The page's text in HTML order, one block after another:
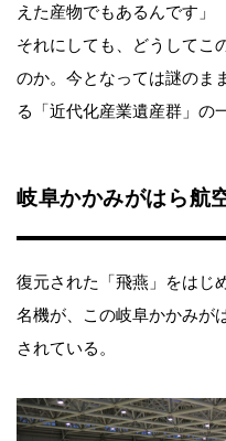
えた産物でもあるんです」
それにしても、どうしてこ
のか。今となっては謎のま
る「近代化産業遺産群」の
岐阜かかみがはら航
復元された「飛燕」をはじ
名機が、この岐阜かかみが
されている。